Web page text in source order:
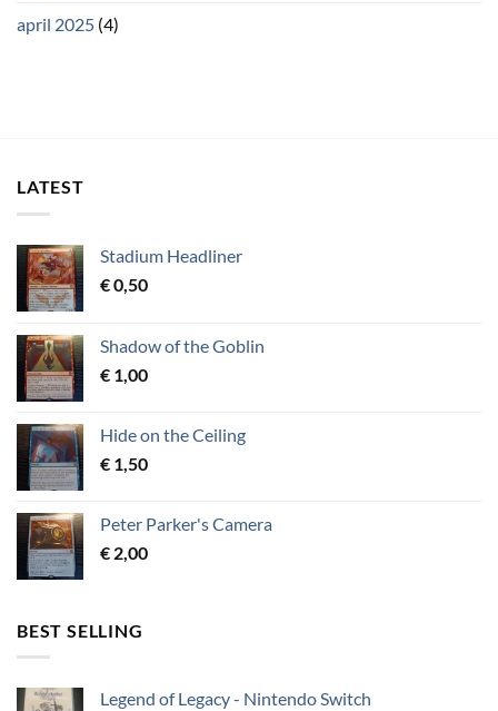
april 2025 (4)
LATEST
Stadium Headliner
€0,50
Shadow of the Goblin
€ 1,00
Hide on the Ceiling
€ 1,50
Peter Parker's Camera
€ 2,00
BEST SELLING
Legend of Legacy - Nintendo Switch